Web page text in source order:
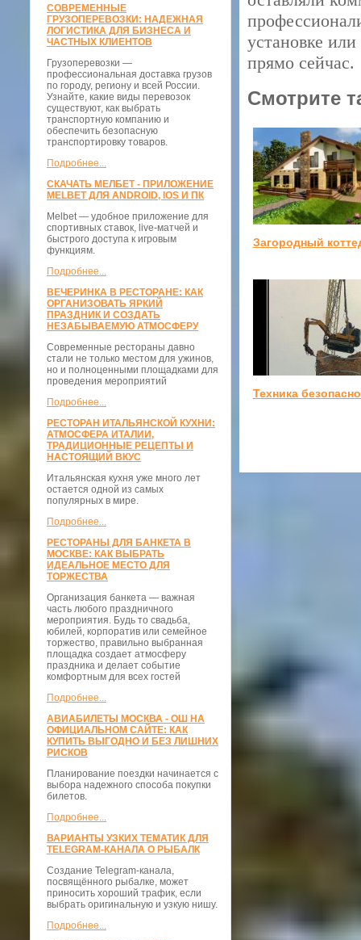
СОВРЕМЕННЫЕ
ГРУЗОПЕРЕВОЗКИ: НАДЕЖНАЯ
ЛОГИСТИКА ДЛЯ БИЗНЕСА И
ЧАСТНЫХ КЛИЕНТОВ
Грузоперевозки —
профессиональная доставка грузов
по городу, региону и всей России.
Узнайте, какие виды перевозок
существуют, как выбрать
транспортную компанию и
обеспечить безопасную
транспортировку товаров.
Подробнее...
СКАЧАТЬ МЕЛБЕТ - ПРИЛОЖЕНИЕ
MELBET ДЛЯ ANDROID, IOS И ПК
Melbet — удобное приложение для
спортивных ставок, live-матчей и
быстрого доступа к игровым
функциям.
Подробнее...
ВЕЧЕРИНКА В РЕСТОРАНЕ: КАК
ОРГАНИЗОВАТЬ ЯРКИЙ
ПРАЗДНИК И СОЗДАТЬ
НЕЗАБЫВАЕМУЮ АТМОСФЕРУ
Современные рестораны давно
стали не только местом для ужинов,
но и полноценными площадками для
проведения мероприятий
Подробнее...
РЕСТОРАН ИТАЛЬЯНСКОЙ КУХНИ:
АТМОСФЕРА ИТАЛИИ,
ТРАДИЦИОННЫЕ РЕЦЕПТЫ И
НАСТОЯЩИЙ ВКУС
Итальянская кухня уже много лет
остается одной из самых
популярных в мире.
Подробнее...
РЕСТОРАНЫ ДЛЯ БАНКЕТА В
МОСКВЕ: КАК ВЫБРАТЬ
ИДЕАЛЬНОЕ МЕСТО ДЛЯ
ТОРЖЕСТВА
Организация банкета — важная
часть любого праздничного
мероприятия. Будь то свадьба,
юбилей, корпоратив или семейное
торжество, правильно выбранная
площадка создает атмосферу
праздника и делает событие
комфортным для всех гостей
Подробнее...
АВИАБИЛЕТЫ МОСКВА - ОШ НА
ОФИЦИАЛЬНОМ САЙТЕ: КАК
КУПИТЬ ВЫГОДНО И БЕЗ ЛИШНИХ
РИСКОВ
Планирование поездки начинается с
выбора надежного способа покупки
билетов.
Подробнее...
ВАРИАНТЫ УЗКИХ ТЕМАТИК ДЛЯ
TELEGRAM-КАНАЛА О РЫБАЛК
Создание Telegram-канала,
посвящённого рыбалке, может
приносить хороший трафик, если
выбрать оригинальную и узкую нишу.
Подробнее...
установке
прямо сейчас.
Смотрите
Загородный
Техника